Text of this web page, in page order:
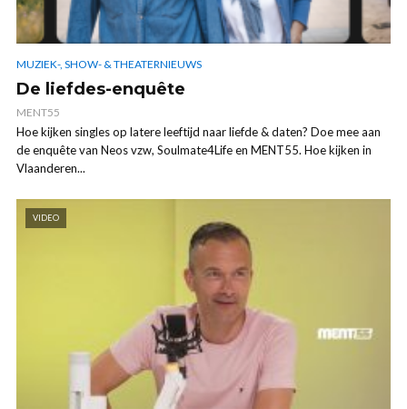
MUZIEK-, SHOW- & THEATERNIEUWS
De liefdes-enquête
MENT55
Hoe kijken singles op latere leeftijd naar liefde & daten? Doe mee aan
de enquête van Neos vzw, Soulmate4Life en MENT55. Hoe kijken in
Vlaanderen...
VIDEO